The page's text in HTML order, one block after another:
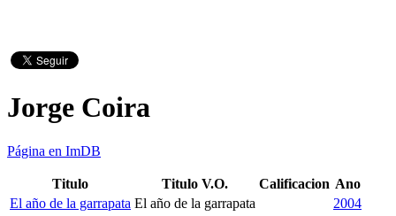
Jorge Coira
Página en ImDB
Titulo Titulo V.O. Calificacion Ano
El año de la garrapata El año de la garrapata
2004